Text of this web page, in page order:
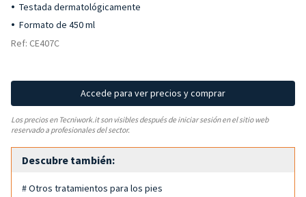
Testada dermatológicamente
Formato de 450 ml
Ref: CE407C
Accede para ver precios y comprar
Los precios en Tecniwork.it son visibles después de iniciar sesión en el sitio web
reservado a profesionales del sector.
Descubre también:
# Otros tratamientos para los pies